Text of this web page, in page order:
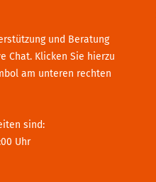
und Beratung
Chat. Klicken Sie hierzu
am unteren rechten
sind:
Uhr